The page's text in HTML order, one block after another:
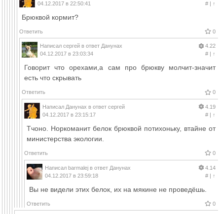
04.12.2017 в 22:50:41
#| ↑
Брюквой кормит?
Ответить 0
Написал сергей в ответ Данунах
04.12.2017 в 23:03:34
4.22
#| ↑
Говорит что орехами,а сам про брюкву молчит-значит
есть что скрывать
Ответить 0
Написал Данунах в ответ сергей
04.12.2017 в 23:15:17
4.19
#| ↑
Тчоно. Норкоманит белок брюквой потихоньку, втайне от
министерства экологии.
Ответить 0
Написал barmalej в ответ Данунах
04.12.2017 в 23:59:18
4.14
#| ↑
Вы не видели этих белок, их на мякине не проведёшь.
Ответить 0